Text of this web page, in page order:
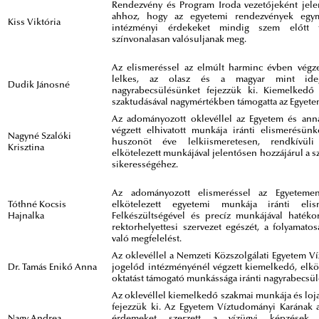
Kiss Viktória
Rendezvény és Program Iroda vezetőjeként
ahhoz, hogy az egyetemi rendezvények
intézményi érdekeket mindig szem előtt
színvonalasan valósuljanak meg.
Dudik Jánosné
Az elismeréssel az elmúlt harminc évben
lelkes, az olasz és a magyar mint
nagyrabecsülésünket fejezzük ki. Kiemelkedő
szaktudásával nagymértékben támogatta az
Nagyné Szalóki
Krisztina
Az adományozott oklevéllel az Egyetem és
végzett elhivatott munkája iránti
huszonöt éve lelkiismeretesen, rendkívüli
elkötelezett munkájával jelentősen hozzájárul a
sikerességéhez.
Tóthné Kocsis
Hajnalka
Az adományozott elismeréssel az
elkötelezett egyetemi munkája iránti
Felkészültségével és precíz munkájával
rektorhelyettesi szervezet egészét, a
való megfelelést.
Dr. Tamás Enikő Anna
Az oklevéllel a Nemzeti Közszolgálati Egyetem
jogelőd intézményénél végzett kiemelkedő,
oktatást támogató munkássága iránti
Az oklevéllel kiemelkedő szakmai munkája és
fejezzük ki. Az Egyetem Víztudományi Karának